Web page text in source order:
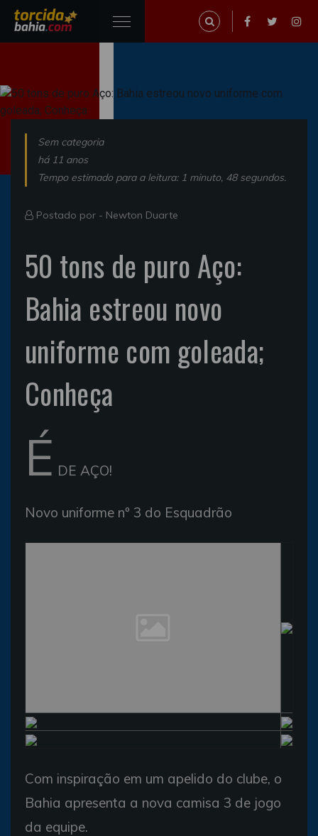
Sem categoria
há 11 anos
Tempo estimado para a leitura: 1 minuto, 48 segundos.
Postado por - Newton Duarte
50 tons de puro Aço:
Bahia estreou novo
uniforme com goleada;
Conheça
É DE AÇO!
Novo uniforme nº 3 do Esquadrão
Com inspiração em um apelido do clube, o
Bahia apresenta a nova camisa 3 de jogo
da equipe.